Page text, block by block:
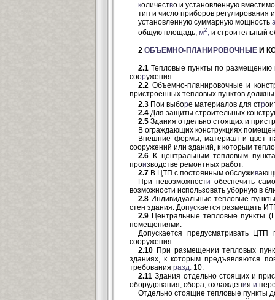
количество и установленную
тип и число приборов регулирования
установленную суммарную мощность
общую площадь, м2, и строительный
2 ОБЪЕМНО-ПЛАНИРОВОЧНЫЕ И
2.1 Тепловые пункты по размещению
сооружения.
2.2 Объемно-планировочные и
пристроенных тепловых пунктов
2.3 Пои выборе материалов для стр
2.4 Для защиты строительных
2.5 Здания отдельно стоящих и
В ограждающих конструкциях
Внешние формы, материал и цвет
сооружений или зданий, к которым
2.6 К центральным тепловым
производстве ремонтных работ.
2.7 В ЦТП с постоянным обслужив
При невозможности обеспечить
возможности использовать уборную в
2.8 Индивидуальные тепловые
стен здания. Допускается размещать
2.9 Центральные тепловые пункты
помещениями.
Допускается предусматривать
сооружения.
2.10 При размещении тепловых
зданиях, к которым предъявляются
требования разд. 10.
2.11 Здания отдельно стоящих и
оборудования, сбора, охлаждения и
Отдельно стоящие тепловые пункты